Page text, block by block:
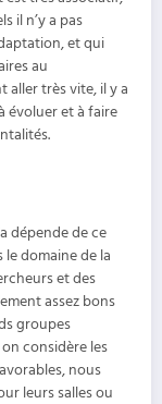
il n’y a pas
et qui
au
aller très vite, il y a
évoluer et à faire
dépende de ce
le domaine de la
et des
assez bons
groupes
considère les
nous
leurs salles ou